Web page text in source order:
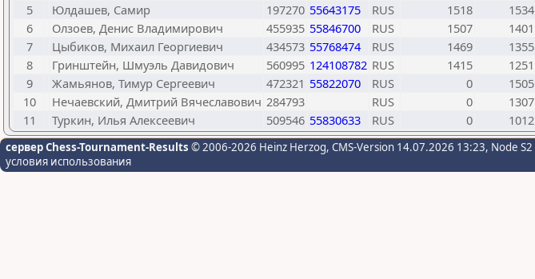
5
Юлдашев, Самир 197270 55643175 RUS 1518 1534
6
Олзоев, Денис Владимирович 455935 55846700 RUS 1507 1401
7
Цыбиков, Михаил Георгиевич 434573 55768474 RUS 1469 1355
8
Гринштейн, Шмуэль Давидович 560995 124108782 RUS 1415 1251
9
Жамьянов, Тимур Сергеевич 472321 55822070 RUS 0 1505
10
Нечаевский, Дмитрий Вячеславович 284793 RUS 0 1307
11
Туркин, Илья Алексеевич 509546 55830633 RUS 0 1012
сервер Chess-Tournament-Results © 2006-2026 Heinz Herzog, CMS-Version 14.07.2026 13:23, Node S2
условия использования